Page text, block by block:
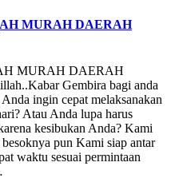
MURAH DAERAH
MURAH DAERAH
Gembira bagi anda
ingin cepat melaksanakan
Atau Anda lupa harus
kesibukan Anda? Kami
pun Kami siap antar
waktu sesuai permintaan